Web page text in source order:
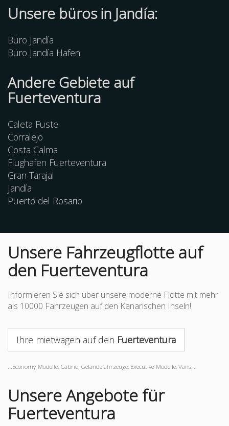
Unsere büros in Jandía:
Büro Jandía
Büro Jandía Hafen
Andere Gebiete auf
Fuerteventura
Caleta Fuste
Corralejo
Costa Calma
Flughafen Fuerteventura
Gran Tarajal
Jandía
Puerto del Rosario
Unsere Fahrzeugflotte auf
den Fuerteventura
Informieren Sie sich über unsere moderne Flotte mit mehr
als 10000 Fahrzeugen auf den Kanarischen Inseln!
Ihre mietwagen auf den Fuerteventura
...Economy-Modelle, Cabrio, Geländefahrzeuge, Executive-Modelle, Vans,...
Unsere Angebote für
Fuerteventura